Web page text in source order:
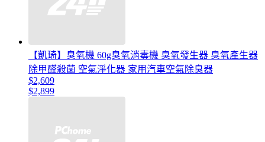
【凱琦】臭氧機 60g臭氧消毒機 臭氧發生器 臭氧產生器
除甲醛殺菌 空氣淨化器 家用汽車空氣除臭器
$2,609
$2,899